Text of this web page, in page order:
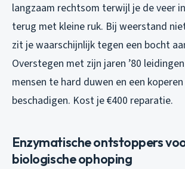
langzaam rechtsom terwijl je de veer
terug met kleine ruk. Bij weerstand
zit je waarschijnlijk tegen een bocht
Overstegen met zijn jaren ’80
mensen te hard duwen en een
beschadigen. Kost je €400 reparatie.
Enzymatische ontstoppers
biologische ophoping